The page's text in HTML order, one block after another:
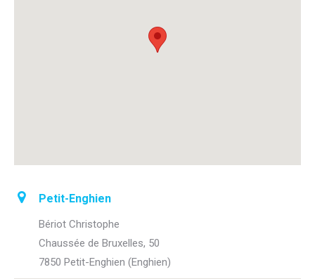
Petit-Enghien
Bériot Christophe
Chaussée de Bruxelles, 50
7850 Petit-Enghien (Enghien)